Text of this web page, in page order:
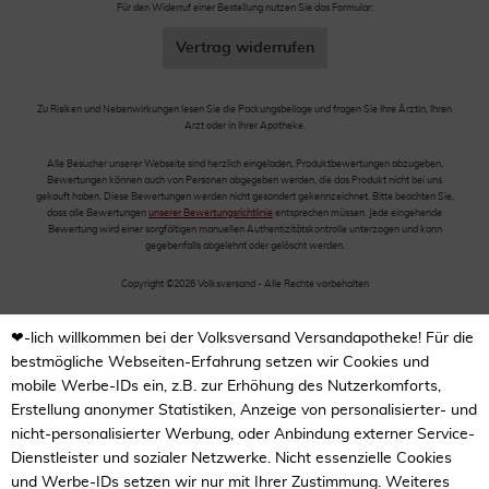
Für den Widerruf einer Bestellung nutzen Sie das Formular:
Vertrag widerrufen
Zu Risiken und Nebenwirkungen lesen Sie die Packungsbeilage und fragen Sie Ihre Ärztin, Ihren
Arzt oder in Ihrer Apotheke.
Alle Besucher unserer Webseite sind herzlich eingeladen, Produktbewertungen abzugeben.
Bewertungen können auch von Personen abgegeben werden, die das Produkt nicht bei uns
gekauft haben. Diese Bewertungen werden nicht gesondert gekennzeichnet. Bitte beachten Sie,
dass alle Bewertungen unserer Bewertungsrichtlinie entsprechen müssen. Jede eingehende
Bewertung wird einer sorgfältigen manuellen Authentizitätskontrolle unterzogen und kann
gegebenfalls abgelehnt oder gelöscht werden.
Copyright ©2026 Volksversand - Alle Rechte vorbehalten
❤-lich willkommen bei der Volksversand Versandapotheke! Für die
bestmögliche Webseiten-Erfahrung setzen wir Cookies und
mobile Werbe-IDs ein, z.B. zur Erhöhung des Nutzerkomforts,
Erstellung anonymer Statistiken, Anzeige von personalisierter- und
nicht-personalisierter Werbung, oder Anbindung externer Service-
Dienstleister und sozialer Netzwerke. Nicht essenzielle Cookies
und Werbe-IDs setzen wir nur mit Ihrer Zustimmung. Weiteres